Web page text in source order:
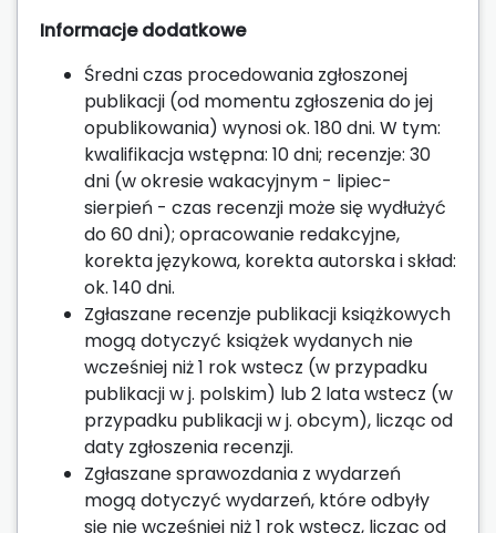
Informacje dodatkowe
Średni czas procedowania zgłoszonej
publikacji (od momentu zgłoszenia do jej
opublikowania) wynosi ok. 180 dni. W tym:
kwalifikacja wstępna: 10 dni; recenzje: 30
dni (w okresie wakacyjnym - lipiec-
sierpień - czas recenzji może się wydłużyć
do 60 dni); opracowanie redakcyjne,
korekta językowa, korekta autorska i skład:
ok. 140 dni.
Zgłaszane recenzje publikacji książkowych
mogą dotyczyć książek wydanych nie
wcześniej niż 1 rok wstecz (w przypadku
publikacji w j. polskim) lub 2 lata wstecz (w
przypadku publikacji w j. obcym), licząc od
daty zgłoszenia recenzji.
Zgłaszane sprawozdania z wydarzeń
mogą dotyczyć wydarzeń, które odbyły
się nie wcześniej niż 1 rok wstecz, licząc od